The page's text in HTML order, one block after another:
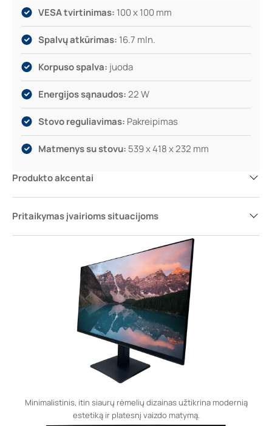
VESA tvirtinimas: 100 x 100 mm
Spalvų atkūrimas: 16.7 mln.
Korpuso spalva: juoda
Energijos sąnaudos:22 W
Stovo reguliavimas: Pakreipimas
Matmenys su stovu: 539 x 418 x 232 mm
Produkto akcentai
Pritaikymas įvairioms situacijoms
Minimalistinis, itin siaurų rėmelių dizainas užtikrina modernią
estetiką ir platesnį vaizdo matymą.